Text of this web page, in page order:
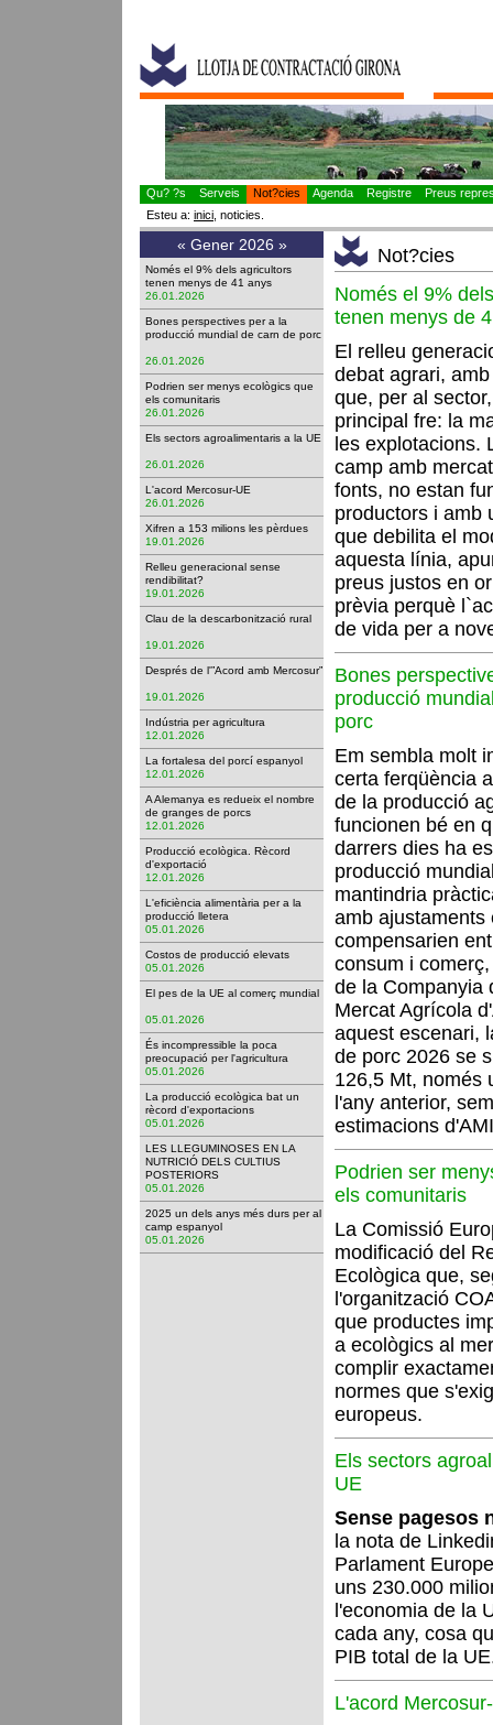
Qu? ?s Serveis Not?cies Agenda Registre
Preus
Esteu a: inici , noticies.
« Gener 2026 »
Només el 9% dels agricultors
tenen menys de 41 anys
26.01.2026
Bones perspectives per a la
producció mundial de carn de porc
26.01.2026
Podrien ser menys ecològics que
els comunitaris
26.01.2026
Els sectors agroalimentaris a la UE
26.01.2026
L'acord Mercosur-UE
26.01.2026
Xifren a 153 milions les pèrdues
19.01.2026
Relleu generacional sense
rendibilitat?
19.01.2026
Clau de la descarbonització rural
19.01.2026
Després de l'”Acord amb Mercosur”
19.01.2026
Indústria per agricultura
12.01.2026
La fortalesa del porcí espanyol
12.01.2026
A Alemanya es redueix el nombre
de granges de porcs
12.01.2026
Producció ecològica. Rècord
d'exportació
12.01.2026
L'eficiència alimentària per a la
producció lletera
05.01.2026
Costos de producció elevats
05.01.2026
El pes de la UE al comerç mundial
05.01.2026
És incompressible la poca
preocupació per l'agricultura
05.01.2026
La producció ecològica bat un
rècord d'exportacions
05.01.2026
LES LLEGUMINOSES EN LA
NUTRICIÓ DELS CULTIUS
POSTERIORS
05.01.2026
2025 un dels anys més durs per al
camp espanyol
05.01.2026
Not?cies
Només el 9%
tenen menys de
El relleu
debat agrari,
que, per al
principal fre: la
les explotacions.
camp amb
fonts, no estan
productors i amb
que debilita el
aquesta línia,
preus justos en
prèvia perquè
de vida per a
Bones
producció
porc
Em sembla molt
certa ferqüència
de la producció
funcionen bé en
darrers dies ha
producció
mantindria
amb ajustaments
compensarien
consum i
de la Companyia
Mercat Agrícola
aquest escenari,
de porc 2026 se
126,5 Mt, només
l'any anterior,
estimacions
Podrien ser
els comunitaris
La Comissió
modificació del
Ecològica que,
l'organització
que productes
a ecològics al
complir
normes que
europeus.
Els sectors
UE
Sense pagesos
la nota de
Parlament
uns 230.000
l'economia de la
cada any, cosa
PIB total de la
L'acord